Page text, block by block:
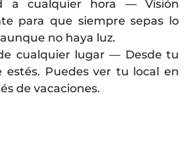
a cualquier hora — Visión
para que siempre sepas lo
no haya luz.
cualquier lugar — Desde tu
estés. Puedes ver tu local en
de vacaciones.